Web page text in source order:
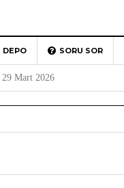
DEPO SORU SOR
4 Mayıs 2026
29 Mart 2026